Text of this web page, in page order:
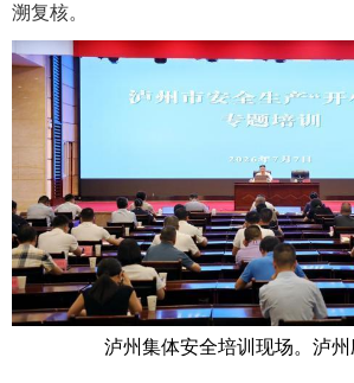
溯复核。
泸州集体安全培训现场。泸州